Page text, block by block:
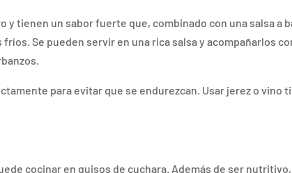
tienen un sabor fuerte que, combinado con una salsa a
Se pueden servir en una rica salsa y acompañarlos
para evitar que se endurezcan. Usar jerez o vino
cocinar en guisos de cuchara. Además de ser